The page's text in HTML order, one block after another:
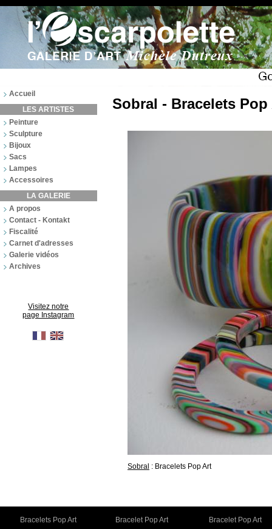
Accueil
LES ARTISTES
Peinture
Sculpture
Bijoux
Sacs
Lampes
Accessoires
LA GALERIE
A propos
Contact - Kontakt
Fiscalité
Carnet d'adresses
Galerie vidéos
Archives
Visitez notre
page Instagram
Sobral - Bracelets
Sobral : Bracelets Pop Art
Bracelets Pop Art Bracelet Pop Art Bracelet Pop Art